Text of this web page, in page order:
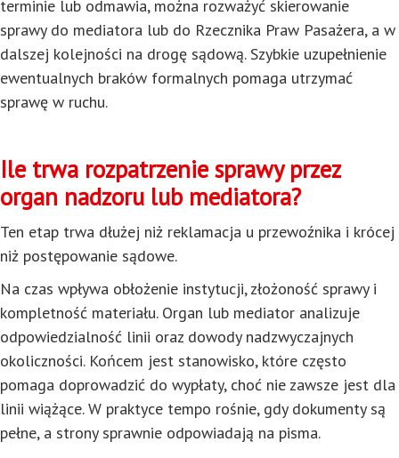
terminie lub odmawia, można rozważyć skierowanie
sprawy do mediatora lub do Rzecznika Praw Pasażera, a w
dalszej kolejności na drogę sądową. Szybkie uzupełnienie
ewentualnych braków formalnych pomaga utrzymać
sprawę w ruchu.
Ile trwa rozpatrzenie sprawy przez
organ nadzoru lub mediatora?
Ten etap trwa dłużej niż reklamacja u przewoźnika i krócej
niż postępowanie sądowe.
Na czas wpływa obłożenie instytucji, złożoność sprawy i
kompletność materiału. Organ lub mediator analizuje
odpowiedzialność linii oraz dowody nadzwyczajnych
okoliczności. Końcem jest stanowisko, które często
pomaga doprowadzić do wypłaty, choć nie zawsze jest dla
linii wiążące. W praktyce tempo rośnie, gdy dokumenty są
pełne, a strony sprawnie odpowiadają na pisma.